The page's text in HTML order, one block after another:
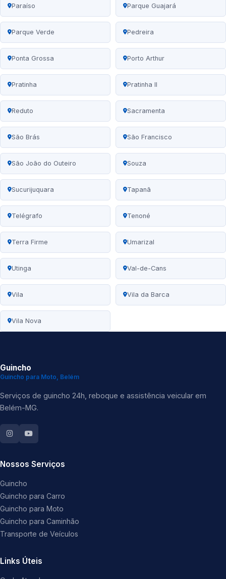
Paraíso Parque Guajará
Parque Verde Pedreira
Ponta Grossa Porto Arthur
Pratinha Pratinha II
Reduto Sacramenta
São Brás São Francisco
São João do Outeiro Souza
Sucurijuquara Tapanã
Telégrafo Tenoné
Terra Firme Umarizal
Utinga Val-de-Cans
Vila Vila da Barca
Vila Nova
Guincho
Guincho para Moto, Belém
Serviços de guincho 24h, reboque e assistência veicular em
Belém-MG.
Nossos Serviços
Guincho
Guincho para Carro
Guincho para Moto
Guincho para Caminhão
Transporte de Veículos
Links Úteis